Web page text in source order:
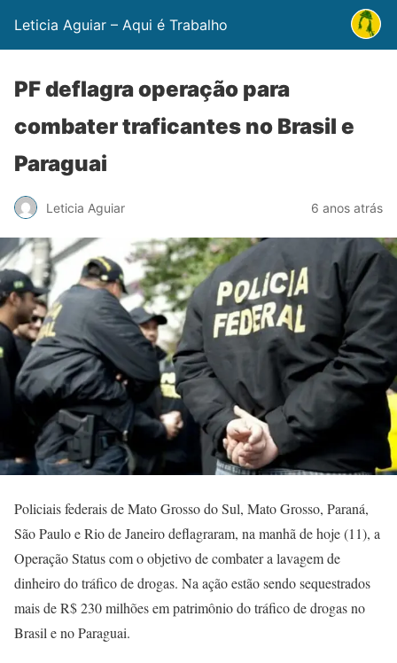
Leticia Aguiar – Aqui é Trabalho
PF deflagra operação para
combater traficantes no Brasil e
Paraguai
Leticia Aguiar 6 anos atrás
Policiais federais de Mato Grosso do Sul, Mato Grosso, Paraná,
São Paulo e Rio de Janeiro deflagraram, na manhã de hoje (11), a
Operação Status com o objetivo de combater a lavagem de
dinheiro do tráfico de drogas. Na ação estão sendo sequestrados
mais de R$ 230 milhões em patrimônio do tráfico de drogas no
Brasil e no Paraguai.